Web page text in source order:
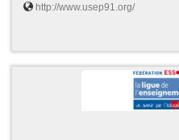
http://www.usep91.org/